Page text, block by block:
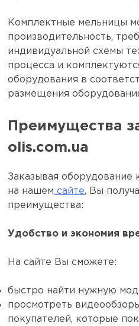
Комплектные мельницы
производительность,
индивидуальной схемы
процесса и
оборудования в
размещения
Преимущества
olis.com.ua
Заказывая
на нашем сайте, Вы
преимущества:
Удобство и экономия
На сайте Вы сможете:
быстро найти нужную
просмотреть
покупателей, которые